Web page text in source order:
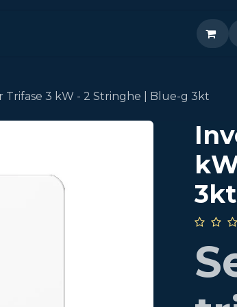
Trifase 3 kW - 2 Stringhe | Blue-g 3kt
3kt